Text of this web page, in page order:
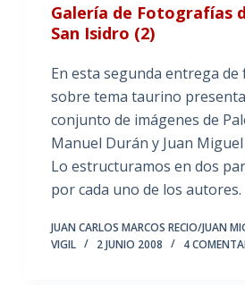
Galería de Fotografías
San Isidro (2)
En esta segunda entrega
sobre tema taurino
conjunto de imágenes de
Manuel Durán y Juan Miguel
Lo estructuramos en dos
por cada uno de los autores.
JUAN CARLOS MARCOS RECIO/JUAN
VIGIL
2 JUNIO 2008 4